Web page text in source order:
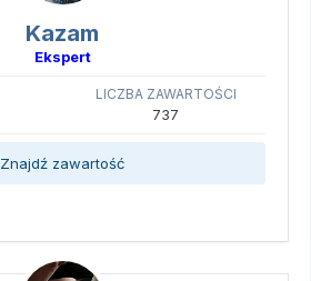
Kazam
Ekspert
LICZBA ZAWARTOŚCI
737
Znajdź zawartość